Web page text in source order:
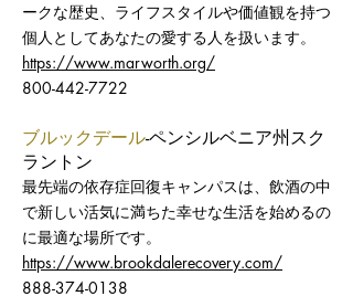
ークな歴史、ライフスタイルや価値観を持つ
個人としてあなたの愛する人を扱います。
https://www.marworth.org/
800-442-7722
ブルックデール-ペンシルベニア州スク
ラントン
最先端の依存症回復キャンパスは、飲酒の中
で新しい活気に満ちた幸せな生活を始めるの
に最適な場所です。
https://www.brookdalerecovery.com/
888-374-0138